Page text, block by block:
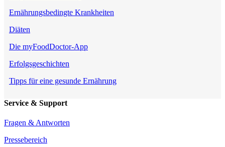
Ernährungsbedingte Krankheiten
Diäten
Die myFoodDoctor-App
Erfolgsgeschichten
Tipps für eine gesunde Ernährung
Service & Support
Fragen & Antworten
Pressebereich